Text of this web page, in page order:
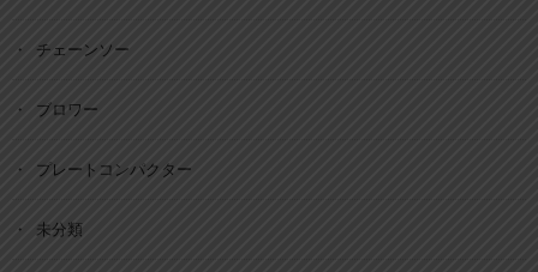
チェーンソー
ブロワー
プレートコンパクター
未分類